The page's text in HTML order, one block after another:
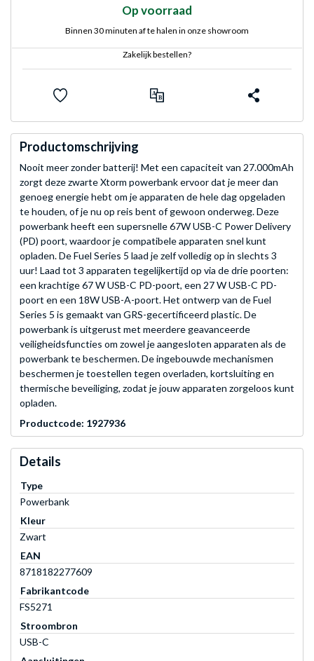
Op voorraad
Binnen 30 minuten af te halen in onze showroom
Zakelijk bestellen?
Productomschrijving
Nooit meer zonder batterij! Met een capaciteit van 27.000mAh
zorgt deze zwarte Xtorm powerbank ervoor dat je meer dan
genoeg energie hebt om je apparaten de hele dag opgeladen
te houden, of je nu op reis bent of gewoon onderweg. Deze
powerbank heeft een supersnelle 67W USB-C Power Delivery
(PD) poort, waardoor je compatibele apparaten snel kunt
opladen. De Fuel Series 5 laad je zelf volledig op in slechts 3
uur! Laad tot 3 apparaten tegelijkertijd op via de drie poorten:
een krachtige 67 W USB-C PD-poort, een 27 W USB-C PD-
poort en een 18W USB-A-poort. Het ontwerp van de Fuel
Series 5 is gemaakt van GRS-gecertificeerd plastic. De
powerbank is uitgerust met meerdere geavanceerde
veiligheidsfuncties om zowel je aangesloten apparaten als de
powerbank te beschermen. De ingebouwde mechanismen
beschermen je toestellen tegen overladen, kortsluiting en
thermische beveiliging, zodat je jouw apparaten zorgeloos kunt
opladen.
Productcode: 1927936
Details
Type
Powerbank
Kleur
Zwart
EAN
8718182277609
Fabrikantcode
FS5271
Stroombron
USB-C